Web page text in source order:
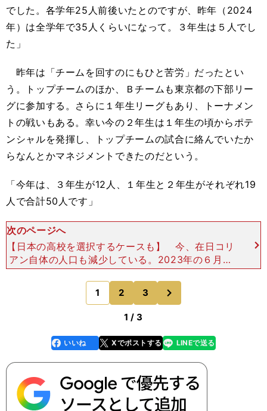
でした。各学年25人前後いたとのですが、昨年（2024
年）は全学年で35人くらいになって。３年生は５人でし
た」
昨年は「チームを回すのにもひと苦労」だったとい
う。トップチームのほか、Ｂチームも東京都の下部リー
グに参加する。さらに１年生リーグもあり、トーナメン
トの戦いもある。幸い今の２年生は１年生の頃からポテ
ンシャルを発揮し、トップチームの試合に絡んでいたか
らなんとかマネジメントできたのだという。
「今年は、３年生が12人、１年生と２年生がそれぞれ19
人で合計50人です」
次のページへ
【日本の高校を選択するケースも】 今、在日コリ
アン自体の人口も減少している。2023年の６月の
時点で韓国籍・朝鮮籍を含めて43万6570人（日本
政府出入国在留管理庁調べ）。これは2013年から1
0年
1 2 3
1 / 3
faceboo
k
いいね Xでポストする
line LINEで送る